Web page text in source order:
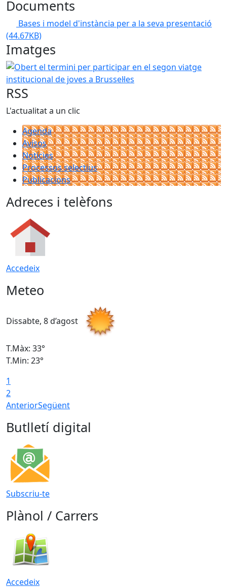
Documents
Bases i model d'instància per a la seva presentació
(44.67KB)
Imatges
Obert el termini per participar en el segon viatge
RSS
L'actualitat a un clic
Agenda
Avisos
Notícies
Processos selectius
Publicacions
Adreces i telèfons
Accedeix
Meteo
Dissabte, 8 d’agost
T.Màx: 33°
T.Min: 23°
1
2
AnteriorSegüent
Butlletí digital
Subscriu-te
Plànol / Carrers
Accedeix